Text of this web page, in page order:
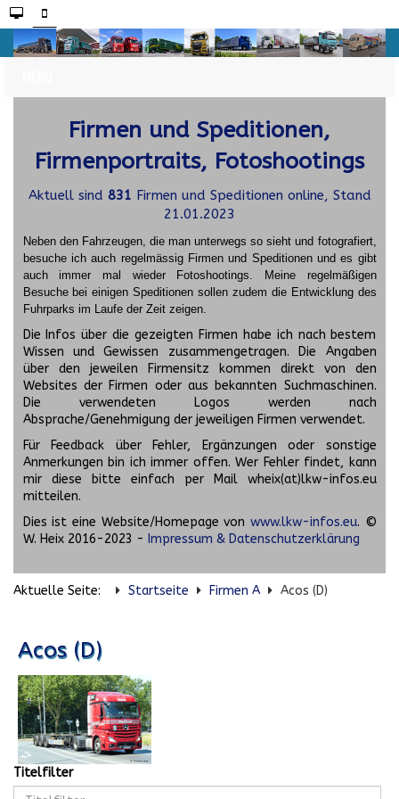
Firmen und Speditionen,
Firmenportraits, Fotoshootings
Aktuell sind 831 Firmen und Speditionen online, Stand
21.01.2023
Neben den Fahrzeugen, die man unterwegs so sieht und fotografiert,
besuche ich auch regelmässig Firmen und Speditionen und es gibt
auch immer mal wieder Fotoshootings.
Meine regelmäßigen
Besuche bei einigen Speditionen sollen zudem die Entwicklung des
Fuhrparks im Laufe der Zeit zeigen.
Die Infos über die gezeigten Firmen habe ich nach bestem
Wissen und Gewissen zusammengetragen. Die Angaben
über den jeweilen Firmensitz kommen direkt von den
Websites der Firmen oder aus bekannten Suchmaschinen.
Die verwendeten Logos werden nach
Absprache/Genehmigung der jeweiligen Firmen verwendet.
Für Feedback über Fehler, Ergänzungen oder sonstige
Anmerkungen bin ich immer offen. Wer Fehler findet, kann
mir diese bitte einfach per Mail wheix(at)lkw-infos.eu
mitteilen.
Dies ist eine Website/Homepage von www.lkw-infos.eu. ©
W. Heix 2016-2023 - Impressum & Datenschutzerklärung
Aktuelle Seite: Startseite Firmen A Acos (D)
Acos (D)
Titelfilter